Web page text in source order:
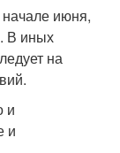
июня,
В иных
на